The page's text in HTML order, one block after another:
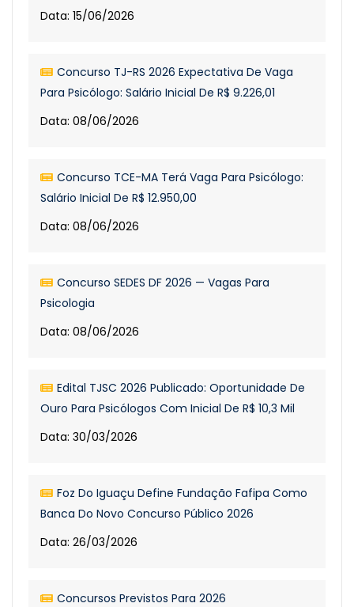
Data: 15/06/2026
Concurso TJ-RS 2026 Expectativa De Vaga
Para Psicólogo: Salário Inicial De R$ 9.226,01
Data: 08/06/2026
Concurso TCE-MA Terá Vaga Para Psicólogo:
Salário Inicial De R$ 12.950,00
Data: 08/06/2026
Concurso SEDES DF 2026 — Vagas Para
Psicologia
Data: 08/06/2026
Edital TJSC 2026 Publicado: Oportunidade De
Ouro Para Psicólogos Com Inicial De R$ 10,3 Mil
Data: 30/03/2026
Foz Do Iguaçu Define Fundação Fafipa Como
Banca Do Novo Concurso Público 2026
Data: 26/03/2026
Concursos Previstos Para 2026